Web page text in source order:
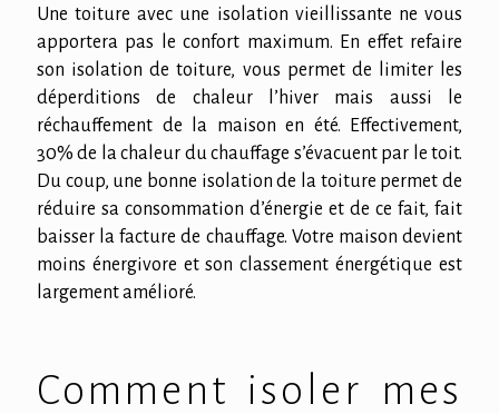
Une toiture avec une isolation vieillissante ne vous
apportera pas le confort maximum. En effet refaire
son isolation de toiture, vous permet de limiter les
déperditions de chaleur l’hiver mais aussi le
réchauffement de la maison en été. Effectivement,
30% de la chaleur du chauffage s’évacuent par le toit.
Du coup, une bonne isolation de la toiture permet de
réduire sa consommation d’énergie et de ce fait, fait
baisser la facture de chauffage. Votre maison devient
moins énergivore et son classement énergétique est
largement amélioré.
Comment isoler mes